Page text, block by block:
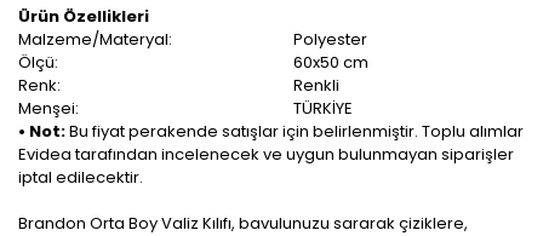
Ürün Özellikleri
Malzeme/Materyal:
Polyester
Ölçü:
60x50 cm
Renk:
Renkli
Menşei:
TÜRKİYE
• Not:Bu fiyat perakende satışlar için belirlenmiştir. Toplu alımlar
Evidea tarafından incelenecek ve uygun bulunmayan siparişler
iptal edilecektir.
Brandon Orta Boy Valiz Kılıfı, bavulunuzu sararak çiziklere,